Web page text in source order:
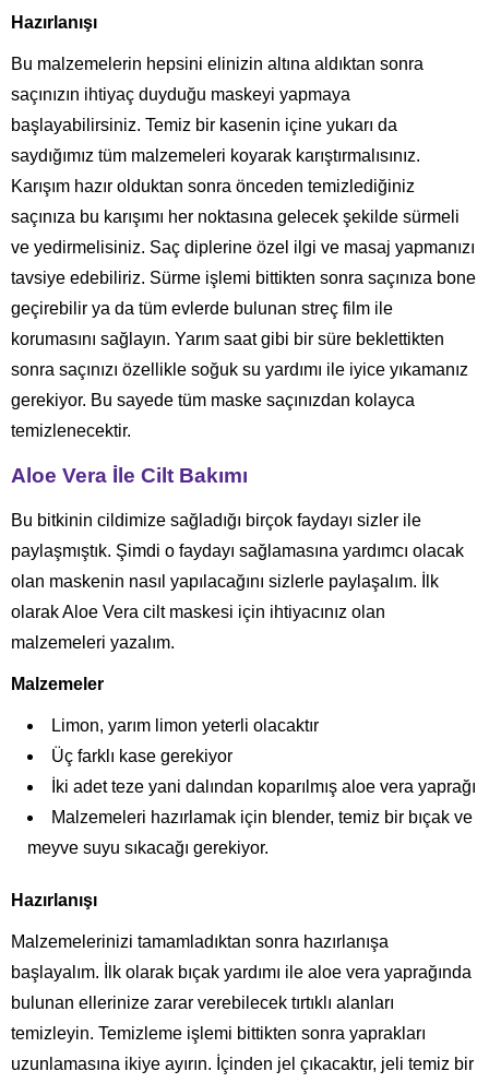
Hazırlanışı
Bu malzemelerin hepsini elinizin altına aldıktan sonra
saçınızın ihtiyaç duyduğu maskeyi yapmaya
başlayabilirsiniz. Temiz bir kasenin içine yukarı da
saydığımız tüm malzemeleri koyarak karıştırmalısınız.
Karışım hazır olduktan sonra önceden temizlediğiniz
saçınıza bu karışımı her noktasına gelecek şekilde sürmeli
ve yedirmelisiniz. Saç diplerine özel ilgi ve masaj yapmanızı
tavsiye edebiliriz. Sürme işlemi bittikten sonra saçınıza bone
geçirebilir ya da tüm evlerde bulunan streç film ile
korumasını sağlayın. Yarım saat gibi bir süre beklettikten
sonra saçınızı özellikle soğuk su yardımı ile iyice yıkamanız
gerekiyor. Bu sayede tüm maske saçınızdan kolayca
temizlenecektir.
Aloe Vera İle Cilt Bakımı
Bu bitkinin cildimize sağladığı birçok faydayı sizler ile
paylaşmıştık. Şimdi o faydayı sağlamasına yardımcı olacak
olan maskenin nasıl yapılacağını sizlerle paylaşalım. İlk
olarak Aloe Vera cilt maskesi için ihtiyacınız olan
malzemeleri yazalım.
Malzemeler
Limon, yarım limon yeterli olacaktır
Üç farklı kase gerekiyor
İki adet teze yani dalından koparılmış aloe vera yaprağı
Malzemeleri hazırlamak için blender, temiz bir bıçak ve
meyve suyu sıkacağı gerekiyor.
Hazırlanışı
Malzemelerinizi tamamladıktan sonra hazırlanışa
başlayalım. İlk olarak bıçak yardımı ile aloe vera yaprağında
bulunan ellerinize zarar verebilecek tırtıklı alanları
temizleyin. Temizleme işlemi bittikten sonra yaprakları
uzunlamasına ikiye ayırın. İçinden jel çıkacaktır, jeli temiz bir